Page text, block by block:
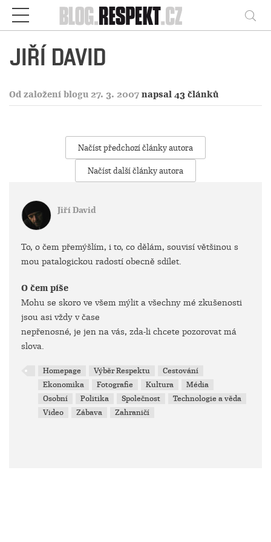
Respekt
JIŘÍ DAVID
Od založení blogu 27. 3. 2007 napsal 43 článků
Načíst předchozí články autora
Načíst další články autora
Jiří David
To, o čem přemýšlím, i to, co dělám, souvisí většinou s
mou patalogickou radostí obecně sdílet.
O čem píše
Mohu se skoro ve všem mýlit a všechny mé zkušenosti
jsou asi vždy v čase
nepřenosné, je jen na vás, zda-li chcete pozorovat má
slova.
Homepage Výběr Respektu
Cestování
Ekonomika
Fotografie Kultura
Média
Osobní
Politika Společnost
Technologie a věda
Video
Zábava Zahraničí